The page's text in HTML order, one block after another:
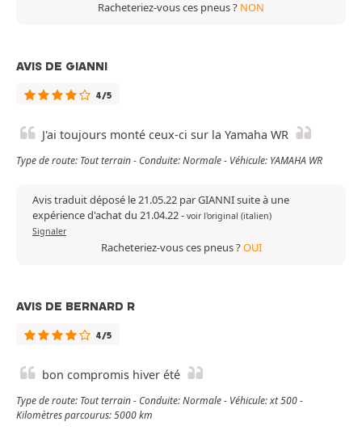
Racheteriez-vous ces pneus ? NON
AVIS DE GIANNI
4/5
J'ai toujours monté ceux-ci sur la Yamaha WR
Type de route: Tout terrain - Conduite: Normale - Véhicule: YAMAHA WR
Avis traduit déposé le 21.05.22 par GIANNI suite à une
expérience d'achat du 21.04.22- voir l'original (italien)
Signaler
Racheteriez-vous ces pneus ?OUI
AVIS DE BERNARD R
4/5
bon compromis hiver été
Type de route: Tout terrain - Conduite: Normale - Véhicule: xt 500 -
Kilomètres parcourus: 5000 km